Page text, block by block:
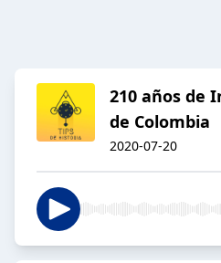
210 años de
de Colombia
2020-07-20